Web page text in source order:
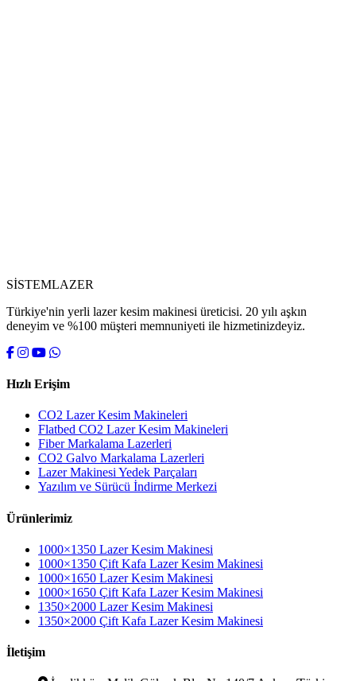
SİSTEMLAZER
Türkiye'nin yerli lazer kesim makinesi üreticisi. 20 yılı aşkın
deneyim ve %100 müşteri memnuniyeti ile hizmetinizdeyiz.
Hızlı Erişim
CO2 Lazer Kesim Makineleri
Flatbed CO2 Lazer Kesim Makineleri
Fiber Markalama Lazerleri
CO2 Galvo Markalama Lazerleri
Lazer Makinesi Yedek Parçaları
Yazılım ve Sürücü İndirme Merkezi
Ürünlerimiz
1000×1350 Lazer Kesim Makinesi
1000×1350 Çift Kafa Lazer Kesim Makinesi
1000×1650 Lazer Kesim Makinesi
1000×1650 Çift Kafa Lazer Kesim Makinesi
1350×2000 Lazer Kesim Makinesi
1350×2000 Çift Kafa Lazer Kesim Makinesi
İletişim